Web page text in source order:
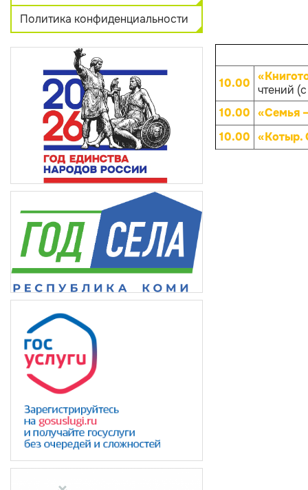
Политика конфиденциальности
10.00 чтений
10.00 «Семья
10.00 «Котыр.